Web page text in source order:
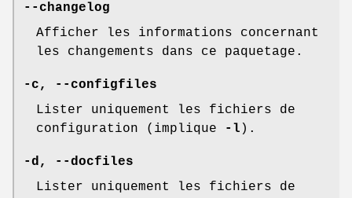
--changelog
Afficher les informations concernant
les changements dans ce paquetage.
-c, --configfiles
Lister uniquement les fichiers de
configuration (implique
-l ).
-d, --docfiles
Lister uniquement les fichiers de